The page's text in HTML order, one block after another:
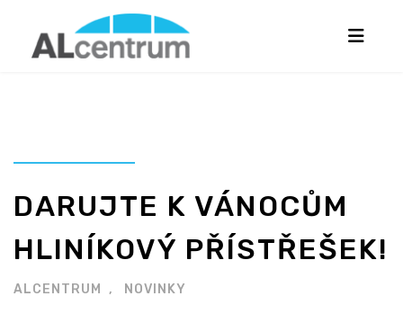
DARUJTE K VÁNOCŮM
HLINÍKOVÝ PŘÍSTŘEŠEK!
ALCENTRUM NOVINKY